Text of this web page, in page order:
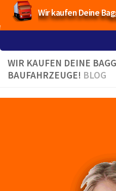
Wir kaufen Deine
WIR KAUFEN DEINE
BAUFAHRZEUGE! BLOG